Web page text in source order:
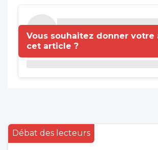
Vous souhaitez donner votre
cet article ?
Débat des lecteurs